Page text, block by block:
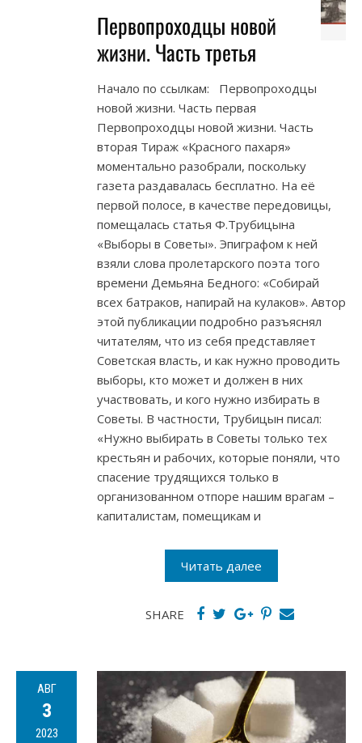
Первопроходцы новой
жизни. Часть третья
Начало по ссылкам: Первопроходцы
новой жизни. Часть первая
Первопроходцы новой жизни. Часть
вторая Тираж «Красного пахаря»
моментально разобрали, поскольку
газета раздавалась бесплатно. На её
первой полосе, в качестве передовицы,
помещалась статья Ф.Трубицына
«Выборы в Советы». Эпиграфом к ней
взяли слова пролетарского поэта того
времени Демьяна Бедного: «Собирай
всех батраков, напирай на кулаков». Автор
этой публикации подробно разъяснял
читателям, что из себя представляет
Советская власть, и как нужно проводить
выборы, кто может и должен в них
участвовать, и кого нужно избирать в
Советы. В частности, Трубицын писал:
«Нужно выбирать в Советы только тех
крестьян и рабочих, которые поняли, что
спасение трудящихся только в
организованном отпоре нашим врагам –
капиталистам, помещикам и
Читать далее
SHARE
АВГ
3
2023